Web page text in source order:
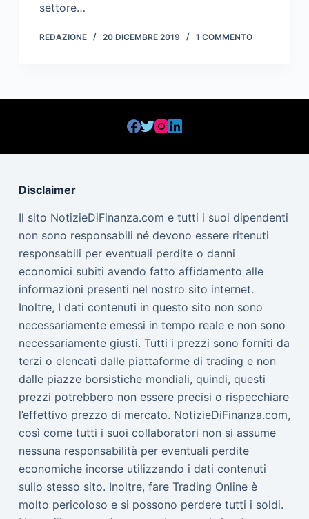
settore…
REDAZIONE 20 DICEMBRE 2019 1 COMMENTO
Disclaimer
Il sito NotizieDiFinanza.com e tutti i suoi dipendenti
non sono responsabili né devono essere ritenuti
responsabili per eventuali perdite o danni
economici subiti avendo fatto affidamento alle
informazioni presenti nel nostro sito internet.
Inoltre, I dati contenuti in questo sito non sono
necessariamente emessi in tempo reale e non sono
necessariamente giusti. Tutti i prezzi sono forniti da
terzi o elencati dalle piattaforme di trading e non
dalle piazze borsistiche mondiali, quindi, questi
prezzi potrebbero non essere precisi o rispecchiare
l’effettivo prezzo di mercato. NotizieDiFinanza.com,
così come tutti i suoi collaboratori non si assume
nessuna responsabilità per eventuali perdite
economiche incorse utilizzando i dati contenuti
sullo stesso sito. Inoltre, fare Trading Online è
molto pericoloso e si possono perdere tutti i soldi.